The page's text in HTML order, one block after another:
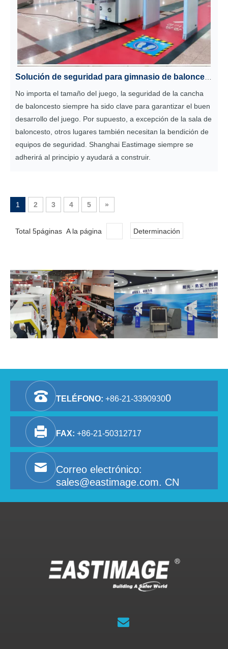
No importa el tamaño del juego, la seguridad de la cancha
de baloncesto siempre ha sido clave para garantizar el buen
desarrollo del juego. Por supuesto, a excepción de la sala de
baloncesto, otros lugares también necesitan la bendición de
equipos de seguridad. Shanghai Eastimage siempre se
adherirá al principio y ayudará a construir.
1 2 3 4 5 »
Total 5páginas A la página Determinación
TELÉFONO: +86-21-33909300
FAX: +86-21-50312717
Correo electrónico:
sales@eastimage.com. CN